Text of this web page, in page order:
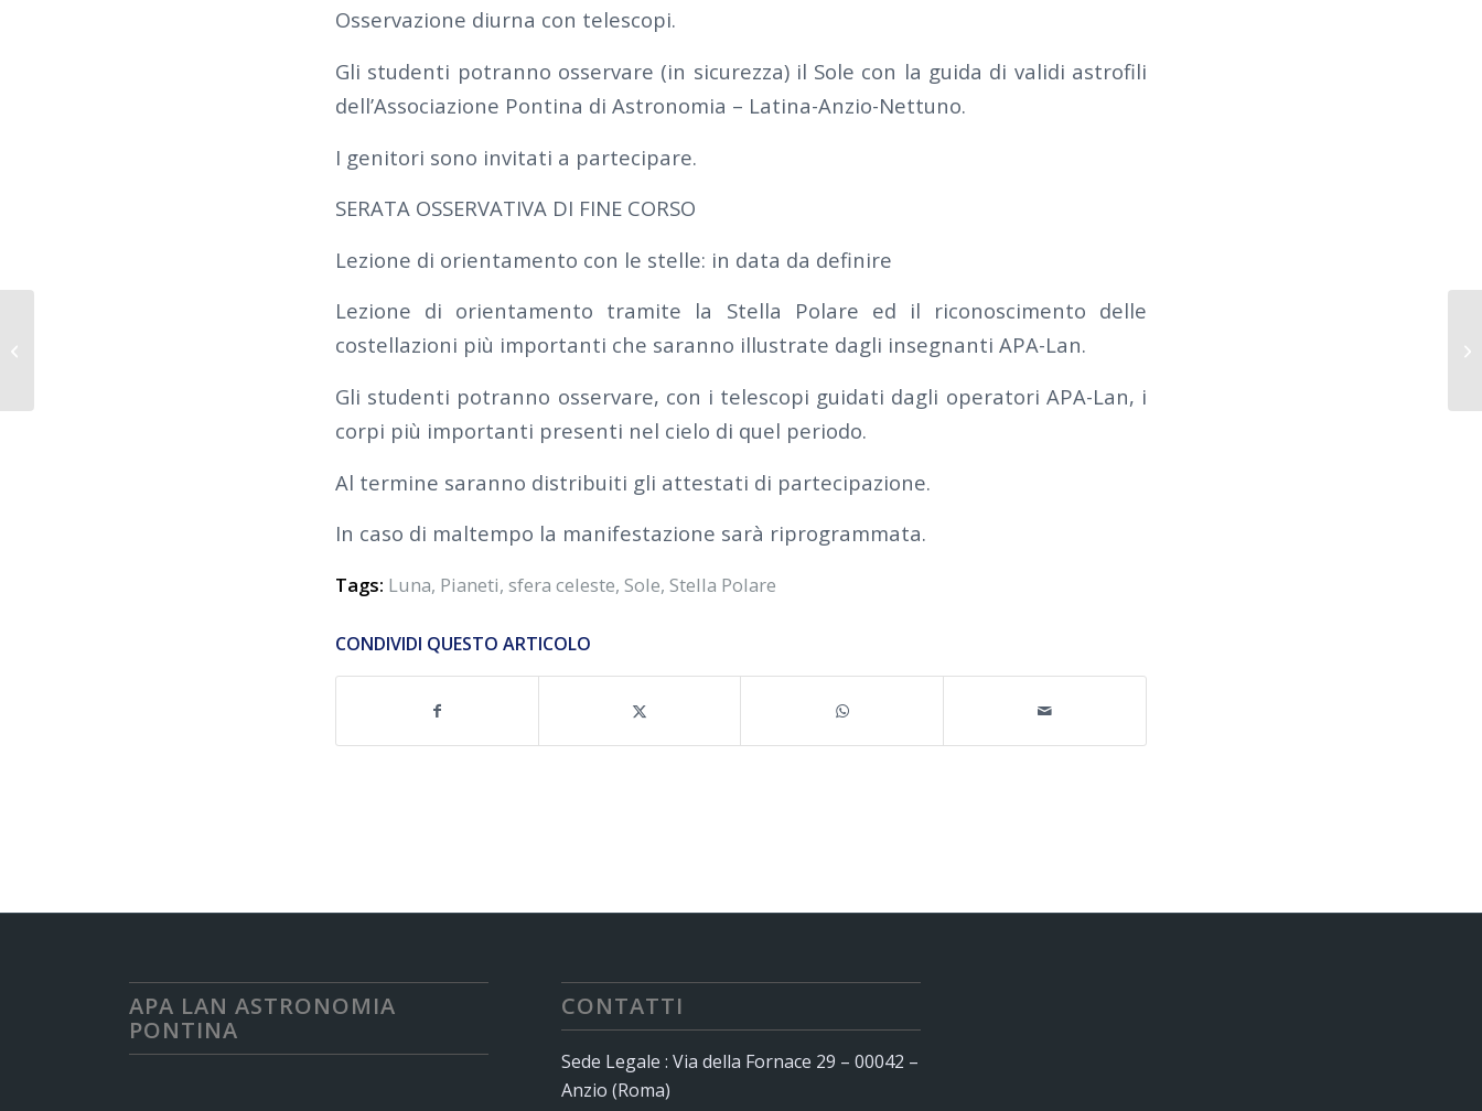
Osservazione diurna con telescopi.
Gli studenti potranno osservare (in sicurezza) il Sole con la guida di validi astrofili
dell’Associazione Pontina di Astronomia – Latina-Anzio-Nettuno.
I genitori sono invitati a partecipare.
SERATA OSSERVATIVA DI FINE CORSO
Lezione di orientamento con le stelle: in data da definire
Lezione di orientamento tramite la Stella Polare ed il riconoscimento delle
costellazioni più importanti che saranno illustrate dagli insegnanti APA-Lan.
Gli studenti potranno osservare, con i telescopi guidati dagli operatori APA-Lan, i
corpi più importanti presenti nel cielo di quel periodo.
Al termine saranno distribuiti gli attestati di partecipazione.
In caso di maltempo la manifestazione sarà riprogrammata.
Tags: Luna, Pianeti, sfera celeste, Sole, Stella Polare
CONDIVIDI QUESTO ARTICOLO
APA LAN ASTRONOMIA
PONTINA
CONTATTI
Sede Legale : Via della Fornace 29 – 00042 –
Anzio (Roma)